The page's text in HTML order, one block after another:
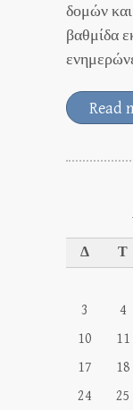
δομών και
βαθμίδα
Read
Δ Τ
3
4
10
11
17
18
24
25